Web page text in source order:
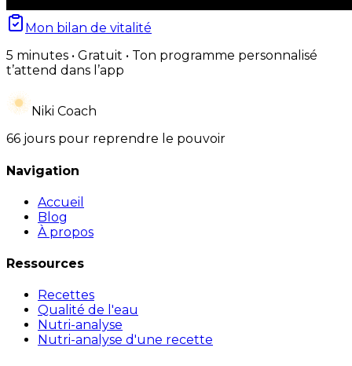
Mon bilan de vitalité
5 minutes • Gratuit • Ton programme personnalisé
t’attend dans l’app
Niki Coach
66 jours pour reprendre le pouvoir
Navigation
Accueil
Blog
À propos
Ressources
Recettes
Qualité de l'eau
Nutri-analyse
Nutri-analyse d'une recette